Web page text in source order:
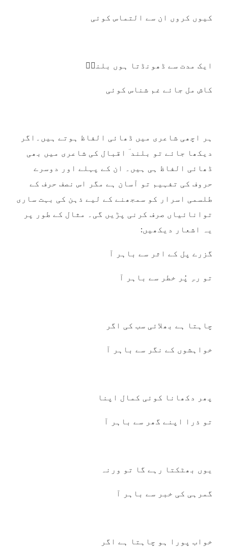
کیوں کروں ان سے التماس کوئی
ایک مدت سے ڈھونڈتا ہوں بلندؔ
کاش مل جائے غم شناس کوئی
ہر اچھی شاعری میں ڈھائی الفاظ ہوتے ہیں۔اگر
دیکھا جائے تو بلند ؔ اقبال کی شاعری میں بھی
ڈھائی الفاظ ہی ہیں۔ ان کے پہلے اور دوسرے
حروف کی تفہیم تو آسان ہے مگر اس نصف حرف کے
طلسمی اسرار کو سمجھنے کے لیے ذہن کی بہت ساری
توانائیاں صرف کرنی پڑیں گی۔ مثال کے طور پر
یہ اشعار دیکھیں:
گزرے پل کے اثر سے باہر آ
تو رہِ پُر خطر سے باہر آ
چاہتا ہے بھلائی سب کی اگر
خواہشوں کے نگر سے باہر آ
پھر دکھانا کوئی کمال اپنا
تو ذرا اپنے گھر سے باہر آ
یوں بھٹکتا رہے گا تو ورنہ
گمرہی کی خبر سے باہر آ
خواب پورا ہو چاہتا ہے اگر